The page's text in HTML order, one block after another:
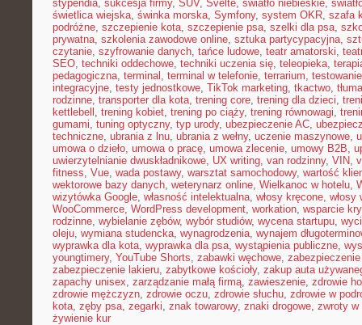
stypendia, sukcesja firmy, SUV, Svelte, światło niebieskie,
świetlica wiejska, świnka morska, Symfony, system OKR, szafa
podróżne, szczepienie kota, szczepienie psa, szelki dla psa,
prywatna, szkolenia zawodowe online, sztuka partycypacyjna,
czytanie, szyfrowanie danych, tańce ludowe, teatr amatorski,
SEO, techniki oddechowe, techniki uczenia się, teleopieka,
pedagogiczna, terminal , terminal w telefonie, terrarium,
integracyjne, testy jednostkowe, TikTok marketing, tkactwo,
rodzinne, transporter dla kota, trening core, trening dla dzieci,
kettlebell , trening kobiet, trening po ciąży, trening równowagi,
gumami, tuning optyczny, typ urody, ubezpieczenie AC,
techniczne, ubrania z lnu, ubrania z wełny, uczenie maszynowe,
umowa o dzieło, umowa o pracę, umowa zlecenie, umowy B2B,
uwierzytelnianie dwuskładnikowe, UX writing, van rodzinny, VIN,
fitness, Vue, wada postawy, warsztat samochodowy, wartość
wektorowe bazy danych, weterynarz online, Wielkanoc w hotelu,
wizytówka Google, własność intelektualna, włosy kręcone, włosy
WooCommerce, WordPress development, workation, wsparcie
rodzinne, wybielanie zębów, wybór studiów, wycena startupu,
oleju, wymiana studencka, wynagrodzenia, wynajem
wyprawka dla kota, wyprawka dla psa, wystąpienia publiczne,
youngtimery, YouTube Shorts, zabawki węchowe,
zabezpieczenie lakieru, zabytkowe kościoły, zakup auta
zapachy unisex, zarządzanie małą firmą, zawieszenie, zdrowie
zdrowie mężczyzn, zdrowie oczu, zdrowie słuchu, zdrowie w
kota, zęby psa, zegarki, znak towarowy, znaki drogowe, zwroty w
żywienie kur